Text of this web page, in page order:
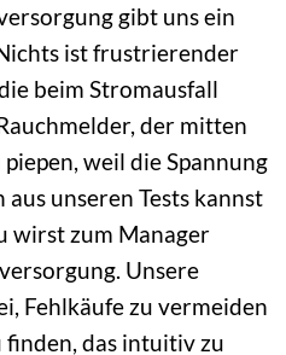
gibt uns ein
ist frustrierender
beim Stromausfall
der mitten
weil die Spannung
unseren Tests kannst
wirst zum Manager
Unsere
Fehlkäufe zu vermeiden
das intuitiv zu